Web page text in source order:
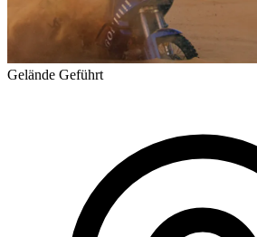
Gelände Geführt